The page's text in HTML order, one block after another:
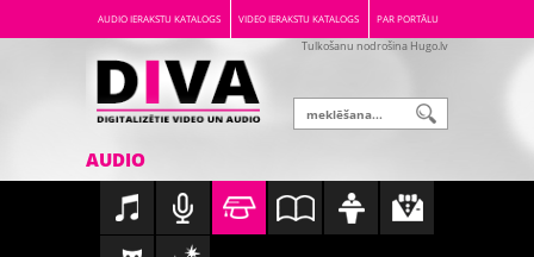
AUDIO IERAKSTU KATALOGS VIDEO IERAKSTU KATALOGS PAR PORTĀLU
Tulkošanu nodrošina Hugo.lv
AUDIO